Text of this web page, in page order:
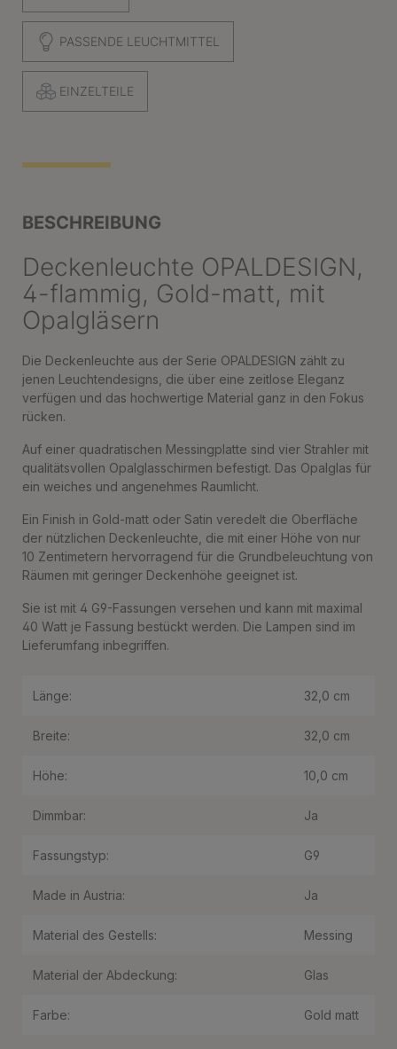
PASSENDE LEUCHTMITTEL
EINZELTEILE
BESCHREIBUNG
Deckenleuchte OPALDESIGN,
4-flammig, Gold-matt, mit
Opalgläsern
Die Deckenleuchte aus der Serie OPALDESIGN zählt zu
jenen Leuchtendesigns, die über eine zeitlose Eleganz
verfügen und das hochwertige Material ganz in den Fokus
rücken.
Auf einer quadratischen Messingplatte sind vier Strahler mit
qualitätsvollen Opalglasschirmen befestigt. Das Opalglas für
ein weiches und angenehmes Raumlicht.
Ein Finish in Gold-matt oder Satin veredelt die Oberfläche
der nützlichen Deckenleuchte, die mit einer Höhe von nur
10 Zentimetern hervorragend für die Grundbeleuchtung von
Räumen mit geringer Deckenhöhe geeignet ist.
Sie ist mit 4 G9-Fassungen versehen und kann mit maximal
40 Watt je Fassung bestückt werden. Die Lampen sind im
Lieferumfang inbegriffen.
Länge: 32,0 cm
Breite: 32,0 cm
Höhe: 10,0 cm
Dimmbar: Ja
Fassungstyp: G9
Made in Austria: Ja
Material des Gestells: Messing
Material der Abdeckung: Glas
Farbe: Gold matt